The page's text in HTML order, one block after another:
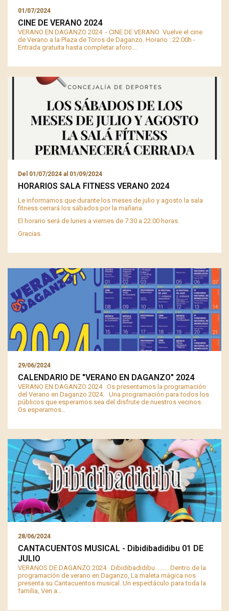
01/07/2024
CINE DE VERANO 2024
VERANO EN DAGANZO 2024 - CINE DE VERANO Vuelve el cine
de Verano a la Plaza de Toros de Daganzo. Horario : 22:00h -
Entrada gratuita hasta completar aforo.…
Del 01/07/2024 al 01/09/2024
HORARIOS SALA FITNESS VERANO 2024
Le informamos que durante los meses de julio y agosto la sala
fitness cerrará los sábados por la mañana.
El horario será de lunes a viernes de 7:30 a 22:00 horas.
Gracias.
29/06/2024
CALENDARIO DE "VERANO EN DAGANZO" 2024
VERANO EN DAGANZO 2024 Os presentamos la programación
del Verano en Daganzo 2024. Una programación para todos los
públicos que esperamos sea del disfrute de nuestros vecinos.
Os esperamos…
28/06/2024
CANTACUENTOS MUSICAL - Dibidibadidibu 01 DE
JULIO
VERANOS DE DAGANZO 2024 Dibidibadidibu......... Dentro de la
programación de verano en Daganzo, La maleta mágica nos
presenta su Cantacuentos musical. Un espectáculo para toda la
familia, Ven a…